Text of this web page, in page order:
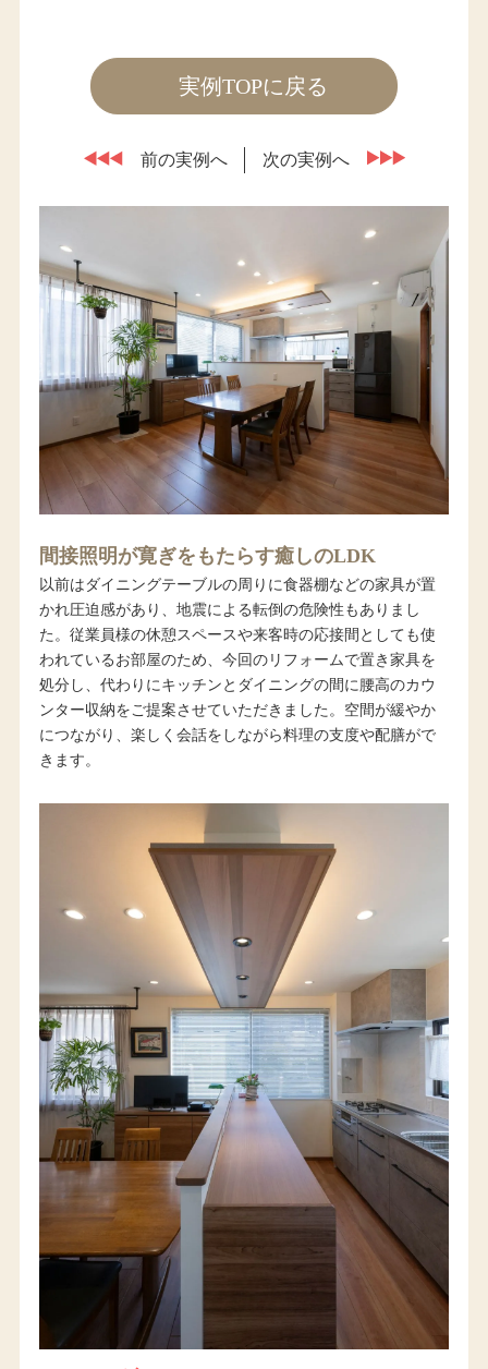
実例TOPに戻る
前の実例へ 次の実例へ
間接照明が寛ぎをもたらす癒しのLDK
以前はダイニングテーブルの周りに食器棚などの家具が置
かれ圧迫感があり、地震による転倒の危険性もありまし
た。従業員様の休憩スペースや来客時の応接間としても使
われているお部屋のため、今回のリフォームで置き家具を
処分し、代わりにキッチンとダイニングの間に腰高のカウ
ンター収納をご提案させていただきました。空間が緩やか
につながり、楽しく会話をしながら料理の支度や配膳がで
きます。